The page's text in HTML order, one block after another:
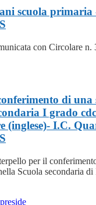
scuola primaria
con Circolare
di una
I grado
(inglese)- I.C.
per il
Scuola secondaria